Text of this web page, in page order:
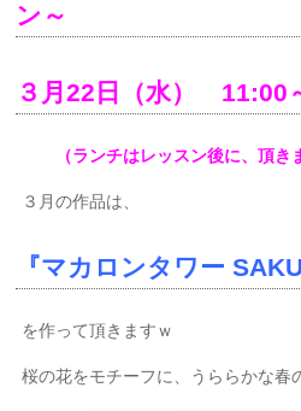
ン～
３月22日（水） 11:00
（ランチはレッスン後に、頂きま
３月の作品は、
『マカロンタワー
を作って頂きますｗ
桜の花をモチーフに、うららかな春